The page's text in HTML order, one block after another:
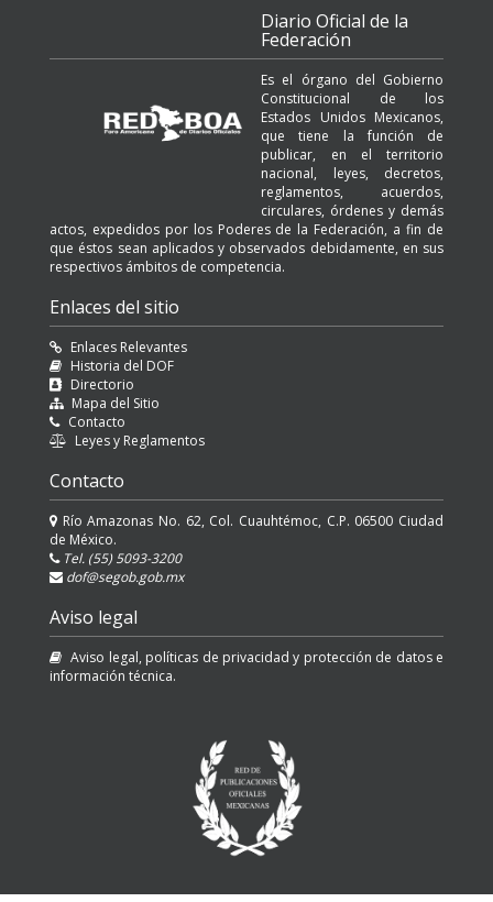
Diario Oficial de la
Federación
Es el órgano del Gobierno
Constitucional de los
Estados Unidos Mexicanos,
que tiene la función de
publicar, en el territorio
nacional, leyes, decretos,
reglamentos, acuerdos,
circulares, órdenes y demás
actos, expedidos por los Poderes de la Federación, a fin de
que éstos sean aplicados y observados debidamente, en sus
respectivos ámbitos de competencia.
Enlaces del sitio
Enlaces Relevantes
Historia del DOF
Directorio
Mapa del Sitio
Contacto
Leyes y Reglamentos
Contacto
Río Amazonas No. 62, Col. Cuauhtémoc, C.P. 06500 Ciudad
de México.
Tel. (55) 5093-3200
dof@segob.gob.mx
Aviso legal
Aviso legal, políticas de privacidad y protección de datos e
información técnica.